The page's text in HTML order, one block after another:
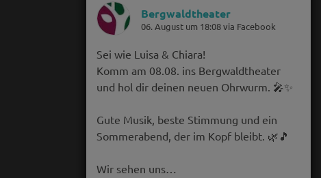
Bergwaldtheater
06. August um 18:08 via Facebook
Sei wie Luisa & Chiara!
Komm am 08.08. ins Bergwaldtheater
und hol dir deinen neuen Ohrwurm. 🎤✨
Gute Musik, beste Stimmung und ein
Sommerabend, der im Kopf bleibt. 🌿🎵
Wir sehen uns…